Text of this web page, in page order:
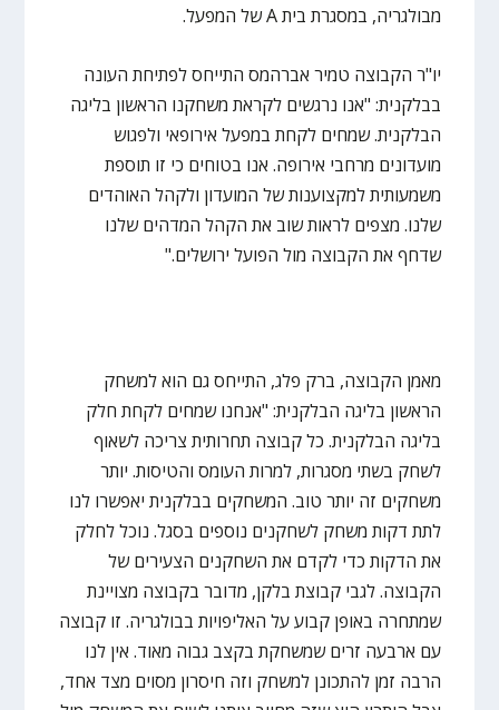
מבולגריה, במסגרת בית A של המפעל.
יו"ר הקבוצה טמיר אברהמס התייחס לפתיחת העונה
בבלקנית: "אנו נרגשים לקראת משחקנו הראשון בליגה
הבלקנית. שמחים לקחת במפעל אירופאי ולפגוש
מועדונים מרחבי אירופה. אנו בטוחים כי זו תוספת
משמעותית למקצוענות של המועדון ולקהל האוהדים
שלנו. מצפים לראות שוב את הקהל המדהים שלנו
שדחף את הקבוצה מול הפועל ירושלים."
מאמן הקבוצה, ברק פלג, התייחס גם הוא למשחק
הראשון בליגה הבלקנית: "אנחנו שמחים לקחת חלק
בליגה הבלקנית. כל קבוצה תחרותית צריכה לשאוף
לשחק בשתי מסגרות, למרות העומס והטיסות. יותר
משחקים זה יותר טוב. המשחקים בבלקנית יאפשרו לנו
לתת דקות משחק לשחקנים נוספים בסגל. נוכל לחלק
את הדקות כדי לקדם את השחקנים הצעירים של
הקבוצה. לגבי קבוצת בלקן, מדובר בקבוצה מצויינת
שמתחרה באופן קבוע על האליפויות בבולגריה. זו קבוצה
עם ארבעה זרים שמשחקת בקצב גבוה מאוד. אין לנו
הרבה זמן להתכונן למשחק וזה חיסרון מסוים מצד אחד,